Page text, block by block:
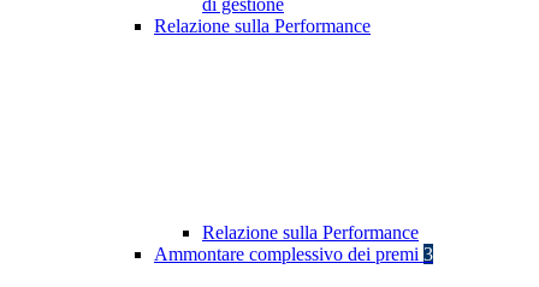
di gestione
Relazione sulla Performance
Relazione sulla Performance
Ammontare complessivo dei premi 3